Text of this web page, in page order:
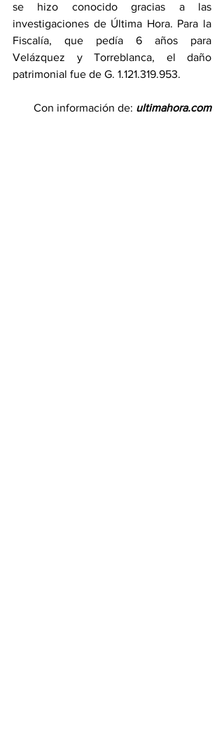
se hizo conocido gracias a las
investigaciones de Última Hora. Para la
Fiscalía, que pedía 6 años para
Velázquez y Torreblanca, el daño
patrimonial fue de G. 1.121.319.953.
Con información de: ultimahora.com